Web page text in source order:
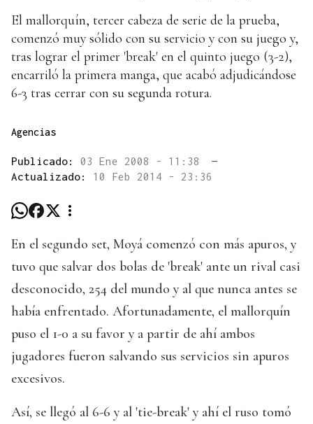
El mallorquín, tercer cabeza de serie de la prueba,
comenzó muy sólido con su servicio y con su juego y,
tras lograr el primer 'break' en el quinto juego (3-2),
encarriló la primera manga, que acabó adjudicándose
6-3 tras cerrar con su segunda rotura.
Agencias
Publicado: 03 Ene 2008 - 11:38
—
Actualizado: 10 Feb 2014 - 23:36
En el segundo set, Moyá comenzó con más apuros, y
tuvo que salvar dos bolas de 'break' ante un rival casi
desconocido, 254 del mundo y al que nunca antes se
había enfrentado. Afortunadamente, el mallorquín
puso el 1-0 a su favor y a partir de ahí ambos
jugadores fueron salvando sus servicios sin apuros
excesivos.
Así, se llegó al 6-6 y al 'tie-break' y ahí el ruso tomó